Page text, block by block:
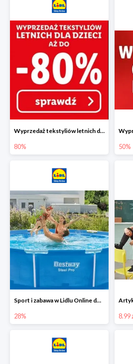
Wyprzedaż tekstyliów letnich dla dzieci w Lidlu Online do -80%
80% 50%
Sport i zabawa w Lidlu Online do -28%
28% 8.99